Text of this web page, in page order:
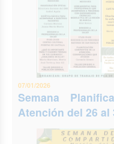
07/01/2026
Semana
Atención del 26 al